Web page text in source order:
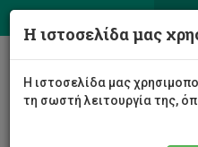
Η ιστοσελίδα μας
Η ιστοσελίδα μας
τη σωστή λειτουργία της,